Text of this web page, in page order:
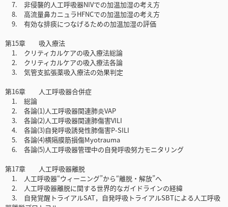
7. 非侵襲的人工呼吸器NIVでの加温加湿の考え方
8. 高流量鼻カニュラHFNCでの加温加湿の考え方
9. 有効な排痰につなげるための加温加湿の評価
第15章 吸入療法
1. クリティカルケアの吸入療法総論
2. クリティカルケアの吸入療法各論
3. 気管支拡張薬吸入療法の効果判定
第16章 人工呼吸器合併症
1. 総論
2. 各論(1)人工呼吸器関連肺炎VAP
3. 各論(2)人工呼吸器関連肺傷害VILI
4. 各論(3)自発呼吸誘発性肺傷害P-SILI
5. 各論(4)横隔膜筋損傷Myotrauma
6. 各論(5)人工呼吸器管理中の自発呼吸努力モニタリング
第17章 人工呼吸器離脱
1. 人工呼吸器“ウィーニング”から“離脱・解放”へ
2. 人工呼吸器離脱に関する世界的なガイドラインの経緯
3. 自発覚醒トライアルSAT，自発呼吸トライアルSBTによる人工呼吸